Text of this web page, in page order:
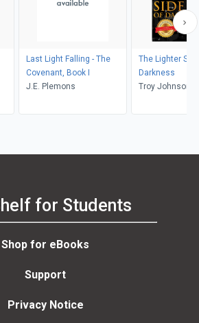
Last Light Falling - The
Covenant, Book I
J.E. Plemons
The Lighter
Darkness
Troy Johnson
for Students
Shop for eBooks
Support
Privacy Notice